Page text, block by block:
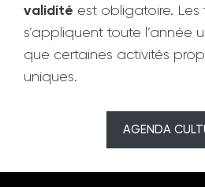
validité est obligatoire. Les
s’appliquent toute l’année
que certaines activités
uniques.
AGENDA